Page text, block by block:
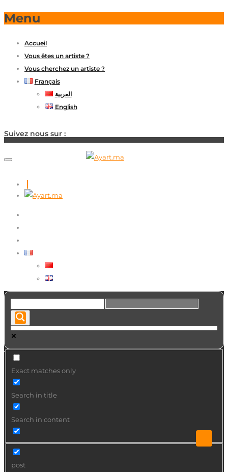
Menu
Accueil
Vous êtes un artiste ?
Vous cherchez un artiste ?
Français
العربية
English
Suivez nous sur :
Exact matches only
Search in title
Search in content
post